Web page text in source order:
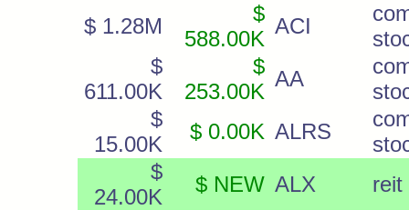
$ 1.28M
$
588.00K
ACI
$
611.00K
$
253.00K
AA
$
15.00K
$ 0.00K ALRS
$
24.00K
$ NEW ALX
reit